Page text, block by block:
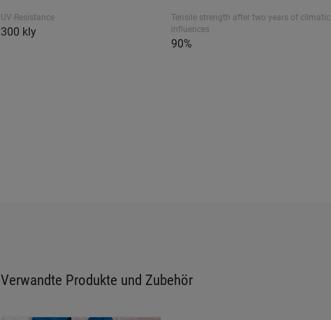
UV-Resistance
300 kly
Tensile strength after two years of climatic
influences
90%
Verwandte Produkte und Zubehör